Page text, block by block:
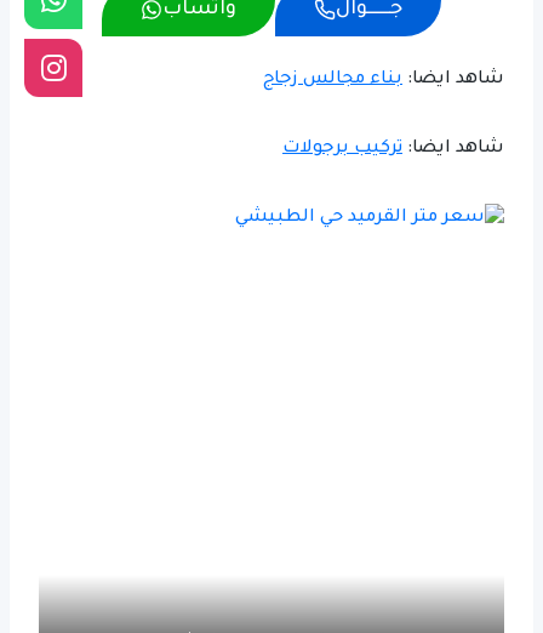
جــــــوال واتساب
شاهد ايضا: بناء مجالس زجاج
شاهد ايضا: تركيب برجولات